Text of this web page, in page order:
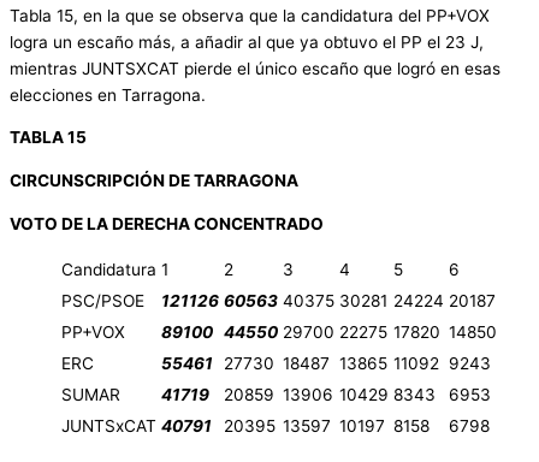
Tabla 15, en la que se observa que la candidatura del PP+VOX
logra un escaño más, a añadir al que ya obtuvo el PP el 23 J,
mientras JUNTSXCAT pierde el único escaño que logró en esas
elecciones en Tarragona.
TABLA 15
CIRCUNSCRIPCIÓN DE TARRAGONA
VOTO DE LA DERECHA CONCENTRADO
Candidatura 1 2 3 4 5
6
PSC/PSOE
121126 60563 40375 30281 24224 20187
PP+VOX
89100 44550 29700 22275 17820 14850
ERC
55461 27730 18487 13865 11092 9243
SUMAR
41719 20859 13906 10429 8343
6953
JUNTSxCAT 40791 20395 13597 10197 8158 6798